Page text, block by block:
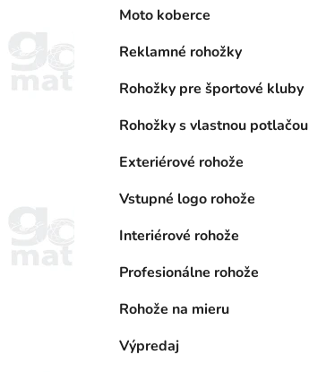
Moto koberce
Reklamné rohožky
Rohožky pre športové kluby
Rohožky s vlastnou potlačou
Exteriérové rohože
Vstupné logo rohože
Interiérové rohože
Profesionálne rohože
Rohože na mieru
Výpredaj